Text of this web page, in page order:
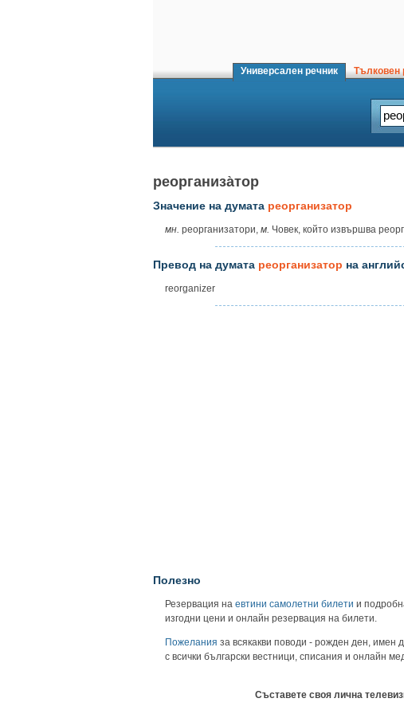
Универсален речник Тълковен
реорганиза̀тор
Значение на думата реорганизатор
мн. реорганизатори, м. Човек, който извършва
Превод на думата реорганизатор на
reorganizer
Полезно
Резервация на евтини самолетни билети и
изгодни цени и онлайн резервация на билети.
Пожелания за всякакви поводи - рожден ден, имен
с всички български вестници, списания и онлайн
Съставете своя лична